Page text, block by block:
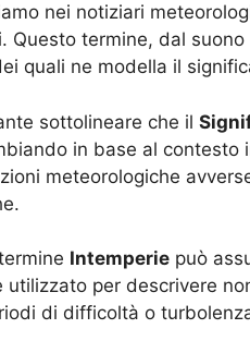
nei notiziari
Questo termine, dal
quali ne modella il
sottolineare che il
in base al contesto
meteorologiche
Intemperie può
per descrivere
di difficoltà o